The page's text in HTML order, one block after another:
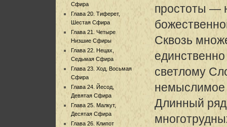
Сфира
Глава 20. Тиферет,
Шестая Сфира
Глава 21. Четыре
Низшие Сфиры
Глава 22. Нецах,
Седьмая Сфира
Глава 23. Ход, Восьмая
Сфира
Глава 24. Йесод,
Девятая Сфира
Глава 25. Малкут,
Десятая Сфира
Глава 26. Клипот
простоты —
Сквозь
светлому
немыслимое
Длинный ряд